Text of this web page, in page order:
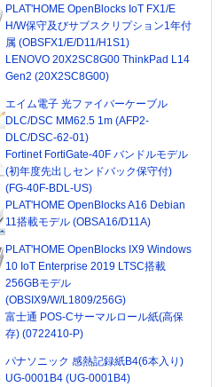
PLAT'HOME OpenBlocks IoT FX1/E
H/W保守及びサブスクリプション1年付
属 (OBSFX1/E/D11/H1S1)
LENOVO 20X2SC8G00 ThinkPad L14
Gen2 (20X2SC8G00)
エイム電子 光ファイバーケーブル
DLC/DSC MM62.5 1m (AFP2-
DLC/DSC-62-01)
Fortinet FortiGate-40F バンドルモデル
(初年度先出しセンドバック保守付)
(FG-40F-BDL-US)
PLAT'HOME OpenBlocks A16 Debian
11搭載モデル (OBSA16/D11A)
PLAT'HOME OpenBlocks IX9 Windows
10 IoT Enterprise 2019 LTSC搭載
256GBモデル
(OBSIX9/W/L1809/256G)
富士通 POS-Cサーマルロール紙(高保
存) (0722410-P)
パナソニック 感熱記録紙B4(6本入り)
UG-0001B4 (UG-0001B4)